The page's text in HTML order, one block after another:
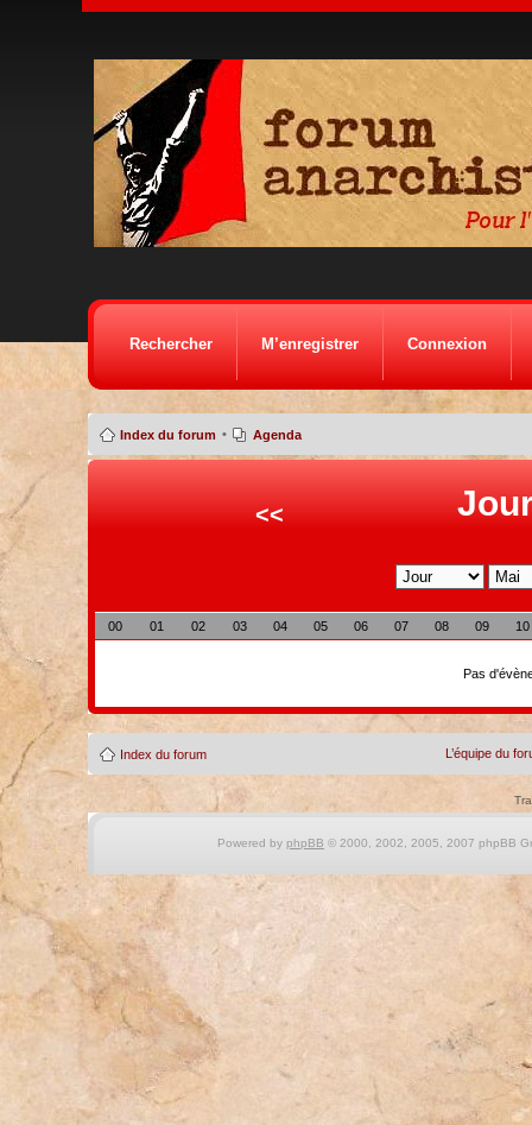
Rechercher M’enregistrer Connexion
Index du forum • Agenda
<<
00 01 02 03 04 05 06 07 08 09 10
Pas
Index du forum L’équipe du
Powered by phpBB © 2000, 2002, 2005, 2007 phpBB